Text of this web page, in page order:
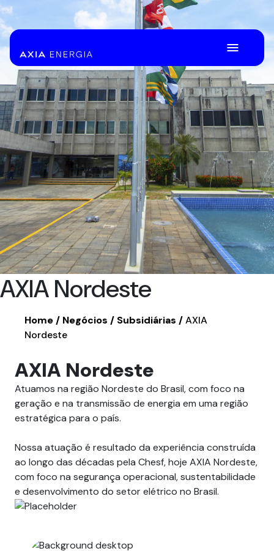
Pular para o Conteúdo principal
AXIA Nordeste
Home Negócios Subsidiárias
AXIA
Nordeste
AXIA Nordeste
Atuamos na região Nordeste do Brasil, com foco na
geração e na transmissão de energia em uma região
estratégica para o país.
Nossa atuação é resultado da experiência construída
ao longo das décadas pela Chesf, hoje AXIA Nordeste,
com foco na segurança operacional, sustentabilidade
e desenvolvimento do setor elétrico no Brasil.